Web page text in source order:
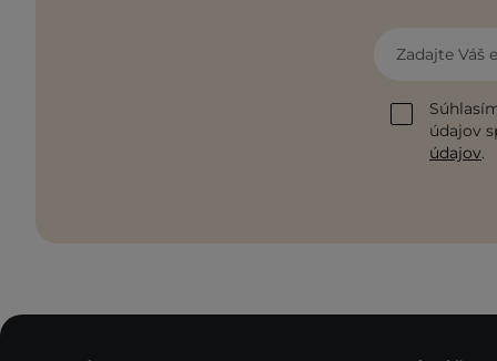
Zadajte Váš
údajov
údajov.